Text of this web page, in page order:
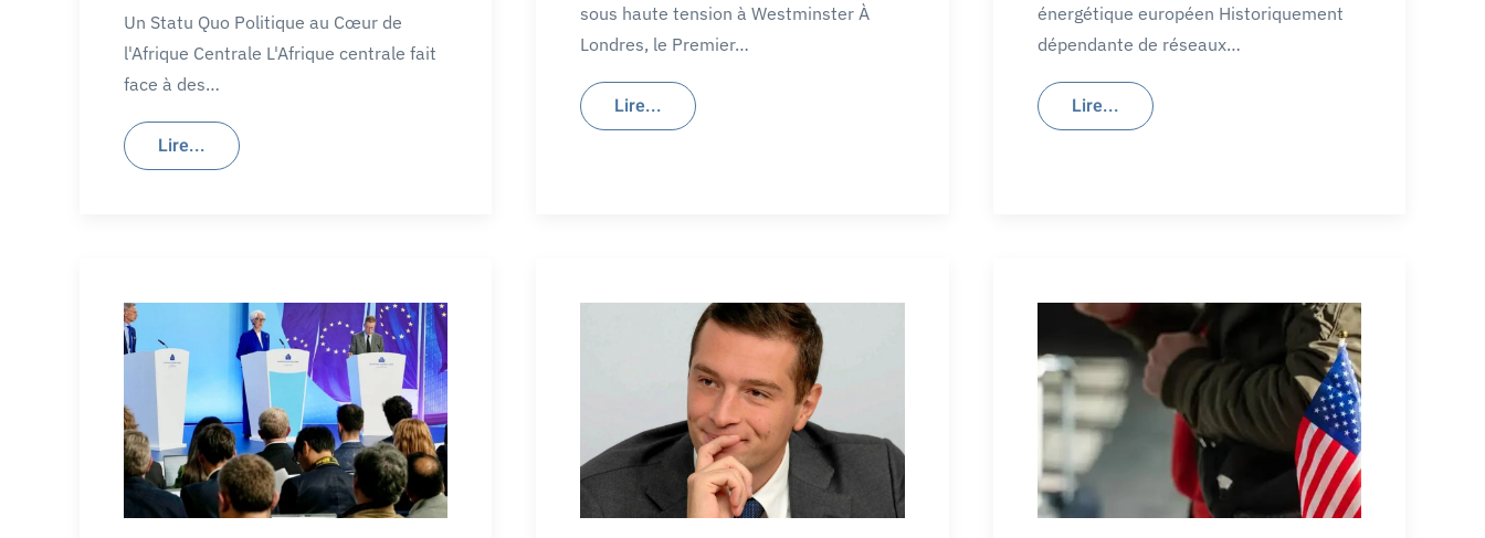
Un Statu Quo Politique au Cœur de
l'Afrique Centrale L'Afrique centrale fait
face à des…
Lire...
sous haute tension à Westminster À
Londres, le Premier…
Lire...
énergétique européen Historiquement
dépendante de réseaux…
Lire...